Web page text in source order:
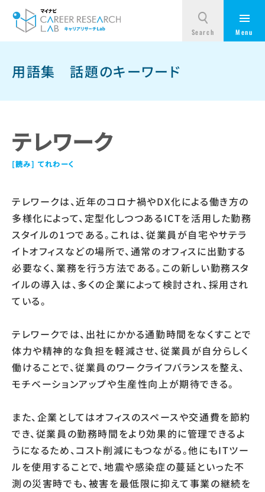
用語集話題のキーワード
テレワーク
てれわーく
テレワークは、近年のコロナ禍やDX化による働き方の
多様化によって、定型化しつつあるICTを活用した勤務
スタイルの1つである。これは、従業員が自宅やサテラ
イトオフィスなどの場所で、通常のオフィスに出勤する
必要なく、業務を行う方法である。この新しい勤務スタ
イルの導入は、多くの企業によって検討され、採用され
ている。
テレワークでは、出社にかかる通勤時間をなくすことで
体力や精神的な負担を軽減させ、従業員が自分らしく
働けることで、従業員のワークライフバランスを整え、
モチベーションアップや生産性向上が期待できる。
また、企業としてはオフィスのスペースや交通費を節約
でき、従業員の勤務時間をより効果的に管理できるよ
うになるため、コスト削減にもつながる。他にもITツー
ルを使用することで、地震や感染症の蔓延といった不
測の災害時でも、被害を最低限に抑えて事業の継続を